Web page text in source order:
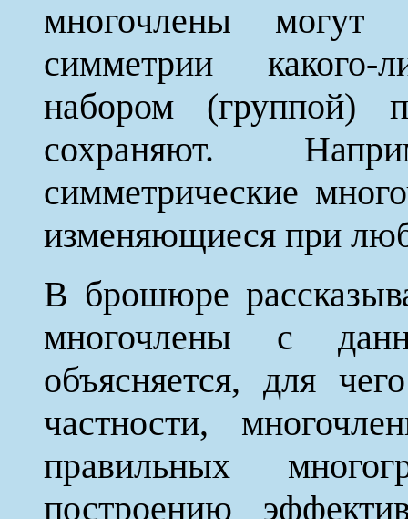
многочлены могут
симметрии какого-
набором (группой)
сохраняют.
симметрические
изменяющиеся при
В брошюре
многочлены с
объясняется, для
частности,
правильных
построению